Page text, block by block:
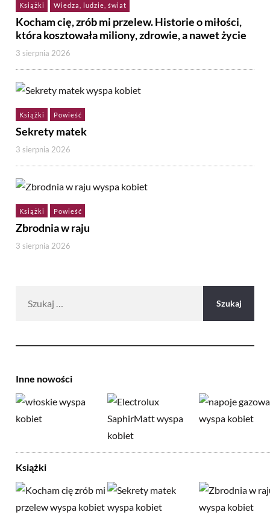
Książki Wiedza, ludzie, świat
Kocham cię, zrób mi przelew. Historie o miłości,
która kosztowała miliony, zdrowie, a nawet życie
3 sierpnia 2026
Książki Powieść
Sekrety matek
3 sierpnia 2026
Książki Powieść
Zbrodnia w raju
3 sierpnia 2026
Inne nowości
Książki